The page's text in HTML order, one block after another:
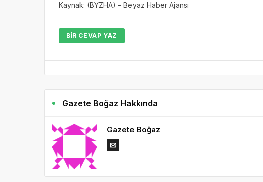
Kaynak: (BYZHA) – Beyaz Haber Ajansı
BIR CEVAP YAZ
Gazete Boğaz Hakkında
Gazete Boğaz